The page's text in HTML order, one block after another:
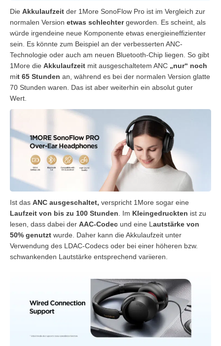
Die Akkulaufzeit der 1More SonoFlow Pro ist im Vergleich zur
normalen Version etwas schlechtergeworden. Es scheint, als
würde irgendeine neue Komponente etwas energieineffizienter
sein. Es könnte zum Beispiel an der verbesserten ANC-
Technologie oder auch am neuen Bluetooth-Chip liegen. So gibt
1More die Akkulaufzeit mit ausgeschaltetem ANC „nur“ noch
mit 65 Stunden an, während es bei der normalen Version glatte
70 Stunden waren. Das ist aber weiterhin ein absolut guter
Wert.
Ist das ANC ausgeschaltet, verspricht 1More sogar eine
Laufzeit von bis zu 100 Stunden . Im Kleingedruckten ist zu
lesen, dass dabei der AAC-Codec und eine L autstärke von
50% genutzt wurde. Daher kann die Akkulaufzeit unter
Verwendung des LDAC-Codecs oder bei einer höheren bzw.
schwankenden Lautstärke entsprechend variieren.